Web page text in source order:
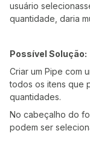
usuário
quantidade, daria
Possível Solução:
Criar um Pipe com
todos os itens que
quantidades.
No cabeçalho do
podem ser